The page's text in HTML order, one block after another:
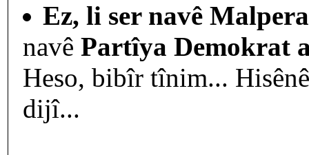
Ez, li ser navê
navê Partîya Demokrat
Heso, bibîr tînim...
dijî...